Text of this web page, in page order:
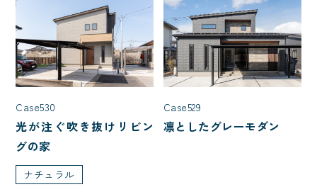
Case530
光が注ぐ吹き抜けリビン
グの家
ナチュラル
Case529
凛としたグレーモダン
3LDK 4LDK 5LDK
7LDK
2LDK
20代で建てた家
30代で建てた家
40代で建てた家